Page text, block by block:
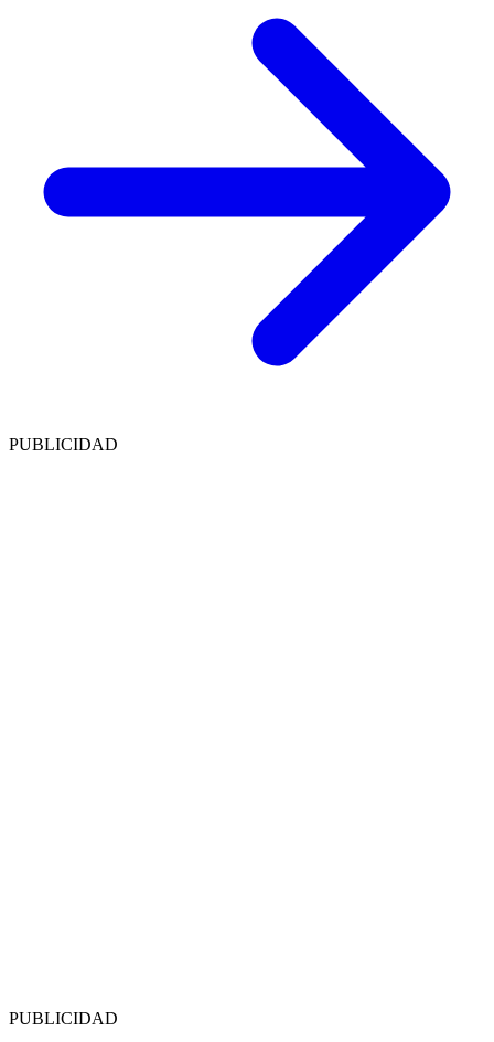
PUBLICIDAD
PUBLICIDAD